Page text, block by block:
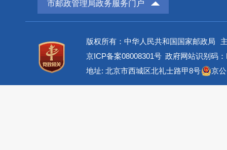
市邮政管理局政务服务门户
版权所有：中华人民共和国国家邮政局
京ICP备案08008301号 政府网站识别码
地址: 北京市西城区北礼士路甲8号
京